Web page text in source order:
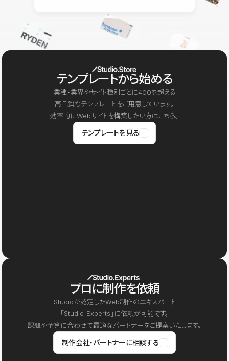
テンプレートから始める
業種・業界やサイト種別ごとに400を超える
高品質なテンプレートをご用意しています。
効率的にWebサイトを構築したい方はこちら。
テンプレートを見る
プロに制作を依頼
Studioが認定したWeb制作のエキスパート
「Studio Experts」に依頼が可能です。
課題や予算に合わせて最適なパートナーをご提案いたします。
制作会社・パートナーに相談する